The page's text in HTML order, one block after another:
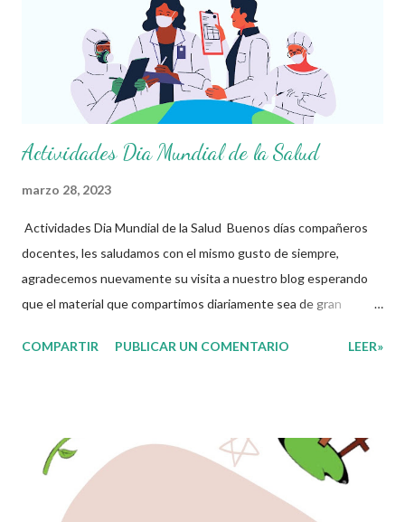
escuela y 5% a la campaña “Estrategia en el aula: Prevención de
adicciones”. En esta sesión, las maestras y los maestros de
educación secundaria, en sus dis...
Actividades Dia Mundial de la Salud
marzo 28, 2023
Actividades Dia Mundial de la Salud Buenos días compañeros
docentes, les saludamos con el mismo gusto de siempre,
agradecemos nuevamente su visita a nuestro blog esperando
que el material que compartimos diariamente sea de gran
interactivo en alusión al Día Mundial de la Salud donde los
como un derecho básico y universal, así como fomentar el
acceso a la atención sanitaria de calidad en todas las regiones
del mundo, especialmente en la población de escasos recursos.
COMPARTIR PUBLICAR UN COMENTARIO LEER»